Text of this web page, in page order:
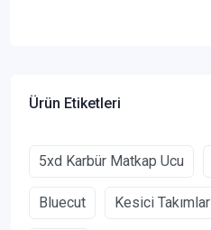
Ürün Etiketleri
5xd Karbür Matkap Ucu
Bluecut Kesici Takımlar